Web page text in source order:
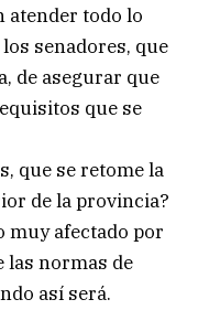
atender todo lo
senadores, que
de asegurar que
que se
que se retome la
de la provincia?
muy afectado por
las normas de
así será.